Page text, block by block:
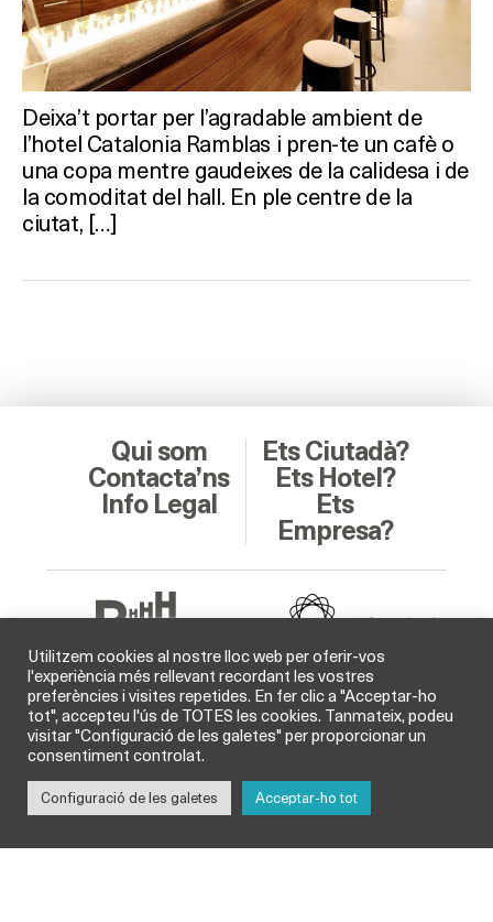
Deixa’t portar per l’agradable ambient de
l’hotel Catalonia Ramblas i pren-te un cafè o
una copa mentre gaudeixes de la calidesa i de
la comoditat del hall. En ple centre de la
ciutat, […]
Qui som
Contacta’ns
Info Legal
Ets Ciutadà?
Ets Hotel?
Ets
Empresa?
Soci Col·laborador
Utilitzem cookies al nostre lloc web per oferir-vos
l'experiència més rellevant recordant les vostres
preferències i visites repetides. En fer clic a "Acceptar-ho
tot", accepteu l'ús de TOTES les cookies. Tanmateix, podeu
visitar "Configuració de les galetes" per proporcionar un
consentiment controlat.
Configuració de les galetes Acceptar-ho tot